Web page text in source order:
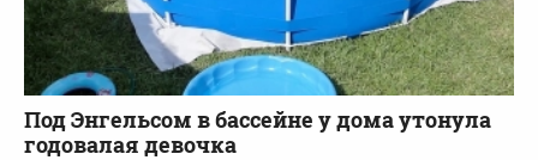
Под Энгельсом в бассейне у дома утонула
годовалая девочка